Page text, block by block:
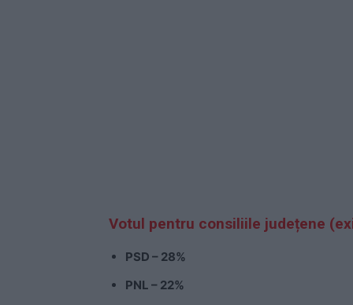
Votul pentru consiliile județene
PSD – 28%
PNL – 22%